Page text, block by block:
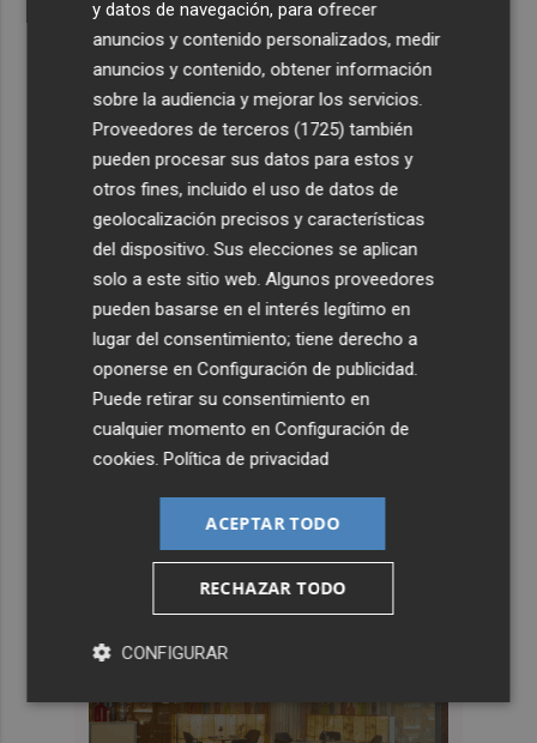
y datos de navegación, para ofrecer
anuncios y contenido personalizados, medir
anuncios y contenido, obtener información
sobre la audiencia y mejorar los servicios.
Proveedores de terceros (1725) también
pueden procesar sus datos para estos y
otros fines, incluido el uso de datos de
geolocalización precisos y características
del dispositivo. Sus elecciones se aplican
solo a este sitio web. Algunos proveedores
pueden basarse en el interés legítimo en
lugar del consentimiento; tiene derecho a
oponerse enConfiguración de publicidad
Puede retirar su consentimiento en
cualquier momento enConfiguración de
cookies .Política de privacidad
ACEPTAR TODO
RECHAZAR TODO
CONFIGURAR